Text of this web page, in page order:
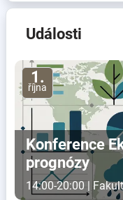
Události
1.
října
Konference
prognózy
14:00-20:00 |